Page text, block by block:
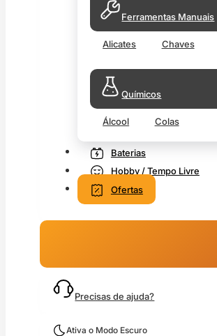
Ferramentas Manuais
Alicates Chaves
Químicos
Álcool Colas
Baterias
Hobby / Tempo Livre
Ofertas
Precisas de ajuda?
Ativa o Modo Escuro